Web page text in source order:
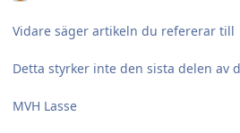
Vidare säger artikeln du refererar till
Detta styrker inte den sista delen av
MVH Lasse